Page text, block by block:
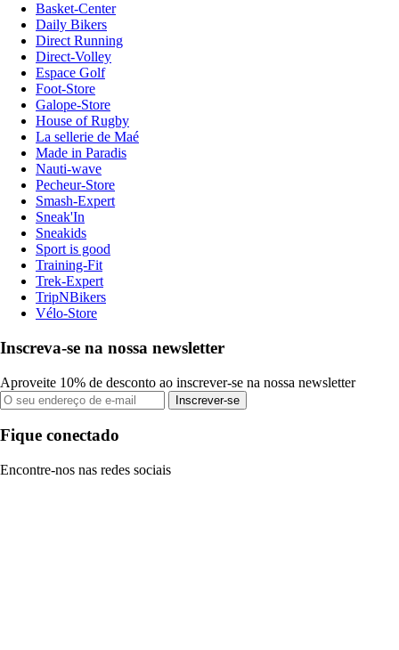
Basket-Center
Daily Bikers
Direct Running
Direct-Volley
Espace Golf
Foot-Store
Galope-Store
House of Rugby
La sellerie de Maé
Made in Paradis
Nauti-wave
Pecheur-Store
Smash-Expert
Sneak'In
Sneakids
Sport is good
Training-Fit
Trek-Expert
TripNBikers
Vélo-Store
Inscreva-se na nossa newsletter
Aproveite 10% de desconto ao inscrever-se na nossa newsletter
Inscrever-se
Fique conectado
Encontre-nos nas redes sociais